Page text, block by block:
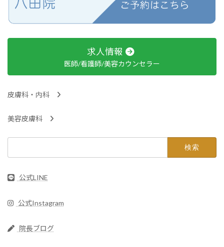
求人情報
医師/看護師/美容カウンセラー
皮膚科・内科
美容皮膚科
公式LINE
公式Instagram
院長ブログ